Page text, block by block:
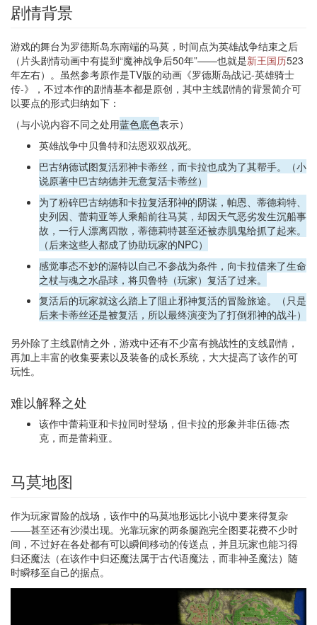
剧情背景
游戏的舞台为罗德斯岛东南端的马莫，时间点为英雄战争结束之后
（片头剧情动画中有提到“魔神战争后50年”——也就是新王国历523
年左右）。虽然参考原作是TV版的动画《罗德斯岛战记-英雄骑士
传-》，不过本作的剧情基本都是原创，其中主线剧情的背景简介可
以要点的形式归纳如下：
（与小说内容不同之处用蓝色底色表示）
英雄战争中贝鲁特和法恩双双战死。
巴古纳德试图复活邪神卡蒂丝，而卡拉也成为了其帮手。（小
说原著中巴古纳德并无意复活卡蒂丝）
为了粉碎巴古纳德和卡拉复活邪神的阴谋，帕恩、蒂德莉特、
史列因、蕾莉亚等人乘船前往马莫，却因天气恶劣发生沉船事
故，一行人漂离四散，蒂德莉特甚至还被赤肌鬼给抓了起来。
（后来这些人都成了协助玩家的NPC）
感觉事态不妙的渥特以自己不参战为条件，向卡拉借来了生命
之杖与魂之水晶球，将贝鲁特（玩家）复活了过来。
复活后的玩家就这么踏上了阻止邪神复活的冒险旅途。（只是
后来卡蒂丝还是被复活，所以最终演变为了打倒邪神的战斗）
另外除了主线剧情之外，游戏中还有不少富有挑战性的支线剧情，
再加上丰富的收集要素以及装备的成长系统，大大提高了该作的可
玩性。
难以解释之处
该作中蕾莉亚和卡拉同时登场，但卡拉的形象并非伍德·杰
克，而是蕾莉亚。
马莫地图
作为玩家冒险的战场，该作中的马莫地形远比小说中要来得复杂
——甚至还有沙漠出现。光靠玩家的两条腿跑完全图要花费不少时
间，不过好在各处都有可以瞬间移动的传送点，并且玩家也能习得
归还魔法（在该作中归还魔法属于古代语魔法，而非神圣魔法）随
时瞬移至自己的据点。